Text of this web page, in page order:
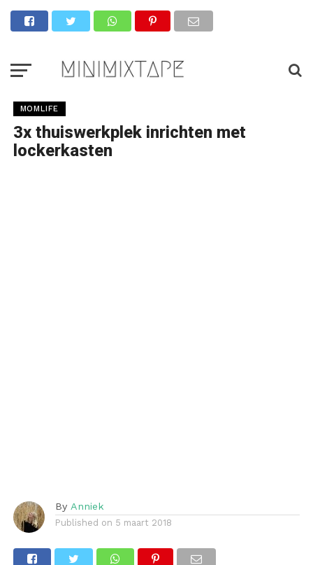
MOMLIFE
3x thuiswerkplek inrichten met
lockerkasten
By Anniek
Published on 5 maart 2018